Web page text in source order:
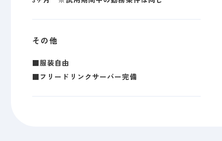
その他
■服装自由
■フリードリンクサーバー完備